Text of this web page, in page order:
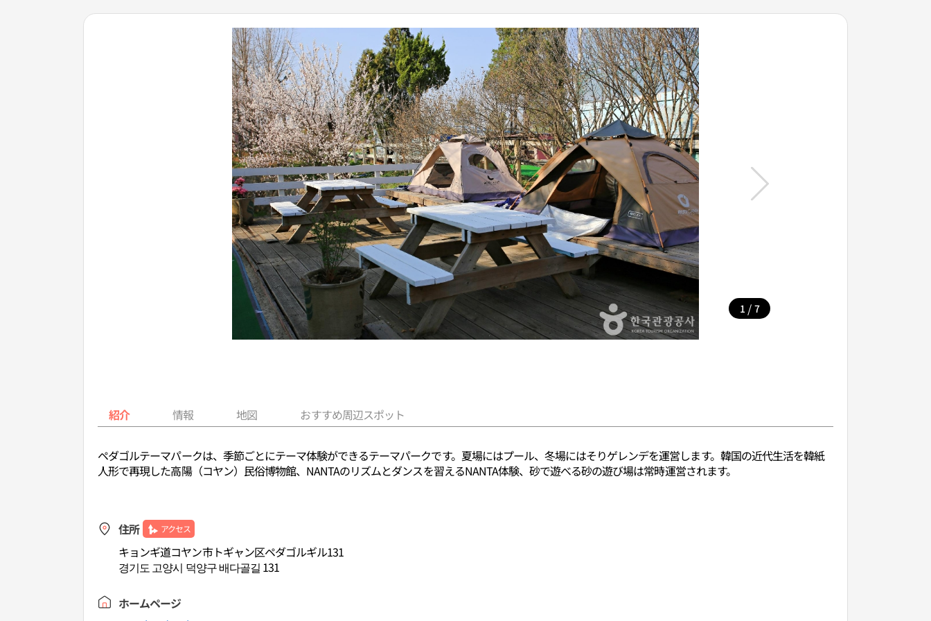
1 / 7
紹介 情報 地図 おすすめ周辺スポット
ペダゴルテーマパークは、季節ごとにテーマ体験ができるテーマパークです。夏場にはプール、冬場にはそりゲレンデを運営します。韓国の近代生活を韓紙
人形で再現した高陽（コヤン）民俗博物館、NANTAのリズムとダンスを習えるNANTA体験、砂で遊べる砂の遊び場は常時運営されます。
住所 アクセス
キョンギ道コヤン市トギャン区ペダゴルギル131
경기도 고양시 덕양구 배다골길 131
ホームページ